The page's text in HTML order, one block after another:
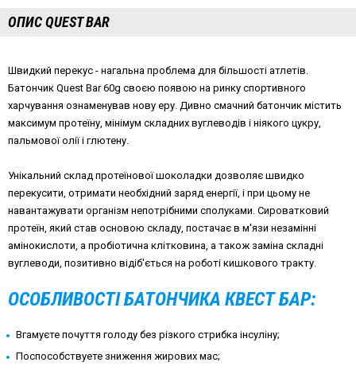
ОПИС QUEST BAR
Швидкий перекус - нагальна проблема для більшості атлетів.
Батончик Quest Bar 60g своєю появою на ринку спортивного
харчування ознаменував нову еру. Дивно смачний батончик містить
максимум протеїну, мінімум складних вуглеводів і ніякого цукру,
пальмової олії і глютену.
Унікальний склад протеїнової шоколадки дозволяє швидко
перекусити, отримати необхідний заряд енергії, і при цьому не
навантажувати організм непотрібними сполуками. Сироватковий
протеїн, який став основою складу, постачає в м'язи незамінні
амінокислоти, а пробіотична клітковина, а також заміна складні
вуглеводи, позитивно відіб'ється на роботі кишкового тракту.
ОСОБЛИВОСТІ БАТОНЧИКА КВЕСТ БАР:
Вгамуєте почуття голоду без різкого стрибка інсуліну;
Поспособствуете зниження жирових мас;